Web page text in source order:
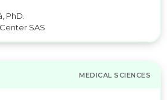
PhD.
SAS
MEDICAL SCIENCES